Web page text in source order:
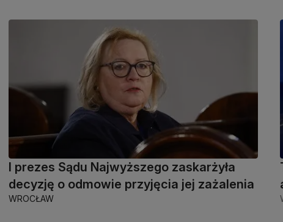
I prezes Sądu Najwyższego zaskarżyła
decyzję o odmowie przyjęcia jej zażalenia
WROCŁAW